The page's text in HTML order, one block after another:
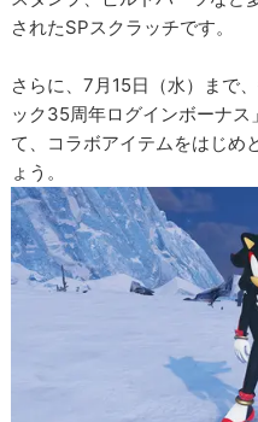
されたSPスクラッチです。
さらに、7月15日（水）まで
ック35周年ログインボーナ
て、コラボアイテムをはじめ
ょう。